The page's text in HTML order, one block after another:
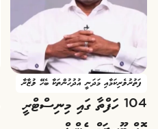
ފަތުރުވެރިކަމާއި މަދަނީ އުދުހުންތަކާ ބެހޭ ވުޒާރާ
104 ހަފްތާ ގައި މިނިސްޓްރީ